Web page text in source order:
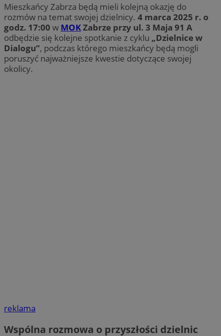
Mieszkańcy Zabrza będą mieli kolejną okazję do
rozmów na temat swojej dzielnicy. 4 marca 2025 r. o
godz. 17:00 w MOKZabrze przy ul. 3 Maja 91 A
odbędzie się kolejne spotkanie z cyklu „Dzielnice w
Dialogu”, podczas którego mieszkańcy będą mogli
poruszyć najważniejsze kwestie dotyczące swojej
okolicy.
reklama
Wspólna rozmowa o przyszłości dzielnic